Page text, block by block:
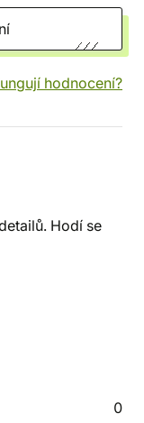
hodnocení?
Hodí se
0